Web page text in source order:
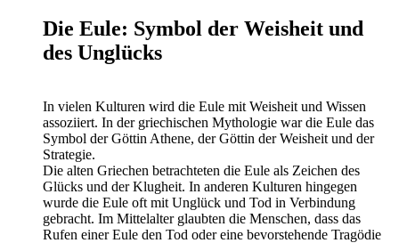
Die Eule: Symbol der Weisheit und
des Unglücks
In vielen Kulturen wird die Eule mit Weisheit und Wissen
assoziiert. In der griechischen Mythologie war die Eule das
Symbol der Göttin Athene, der Göttin der Weisheit und der
Strategie.
Die alten Griechen betrachteten die Eule als Zeichen des
Glücks und der Klugheit. In anderen Kulturen hingegen
wurde die Eule oft mit Unglück und Tod in Verbindung
gebracht. Im Mittelalter glaubten die Menschen, dass das
Rufen einer Eule den Tod oder eine bevorstehende Tragödie